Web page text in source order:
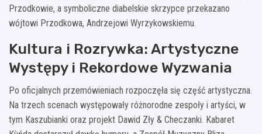
Przodkowie, a symboliczne diabelskie skrzypce przekazano
wójtowi Przodkowa, Andrzejowi Wyrzykowskiemu.
Kultura i Rozrywka: Artystyczne
Występy i Rekordowe Wyzwania
Po oficjalnych przemówieniach rozpoczęła się część artystyczna.
Na trzech scenach występowały różnorodne zespoły i artyści, w
tym Kaszubianki oraz projekt Dawid Zły & Checzanki. Kabaret